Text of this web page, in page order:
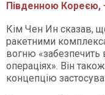
Південною Кореєю,
Кім Чен Ин сказав,
ракетними
вогню «забезпечить
операціях». Він
концепцію